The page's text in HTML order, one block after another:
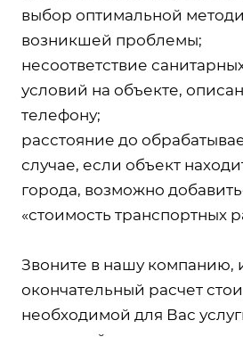
выбор оптимальной
возникшей проблемы;
несоответствие
условий на объекте,
телефону;
расстояние до
случае, если объект
города, возможно
«стоимость транспортных
Звоните в нашу компанию,
окончательный расчет
необходимой для Вас